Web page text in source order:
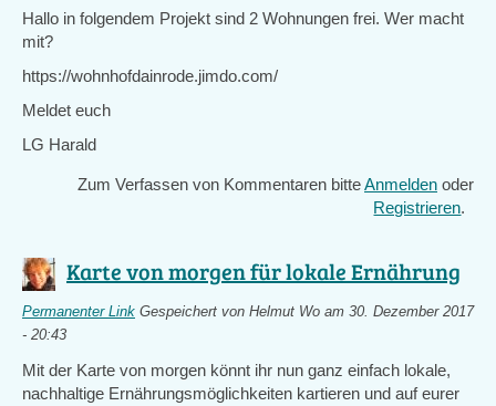
Hallo in folgendem Projekt sind 2 Wohnungen frei. Wer macht
mit?
https://wohnhofdainrode.jimdo.com/
Meldet euch
LG Harald
Zum Verfassen von Kommentaren bitteAnmelden oder
Registrieren.
Karte von morgen für lokale Ernährung
Permanenter Link Gespeichert von Helmut Wo am 30. Dezember 2017
- 20:43
Mit der Karte von morgen könnt ihr nun ganz einfach lokale,
nachhaltige Ernährungsmöglichkeiten kartieren und auf eurer